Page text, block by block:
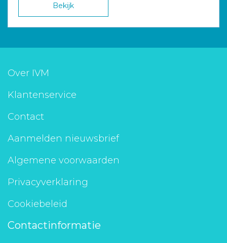
Bekijk
Over IVM
Klantenservice
Contact
Aanmelden nieuwsbrief
Algemene voorwaarden
Privacyverklaring
Cookiebeleid
Contactinformatie